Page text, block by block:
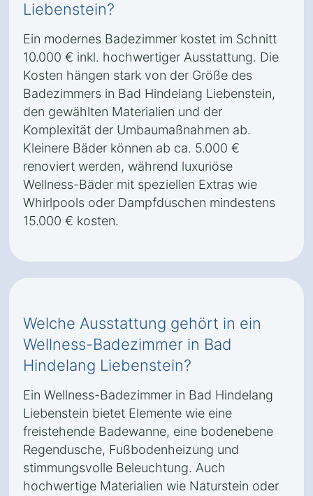
Liebenstein?
Ein modernes Badezimmer kostet im Schnitt
10.000 € inkl. hochwertiger Ausstattung. Die
Kosten hängen stark von der Größe des
Badezimmers in Bad Hindelang Liebenstein,
den gewählten Materialien und der
Komplexität der Umbaumaßnahmen ab.
Kleinere Bäder können ab ca. 5.000 €
renoviert werden, während luxuriöse
Wellness-Bäder mit speziellen Extras wie
Whirlpools oder Dampfduschen mindestens
15.000 € kosten.
Welche Ausstattung gehört in ein
Wellness-Badezimmer in Bad
Hindelang Liebenstein?
Ein Wellness-Badezimmer in Bad Hindelang
Liebenstein bietet Elemente wie eine
freistehende Badewanne, eine bodenebene
Regendusche, Fußbodenheizung und
stimmungsvolle Beleuchtung. Auch
hochwertige Materialien wie Naturstein oder